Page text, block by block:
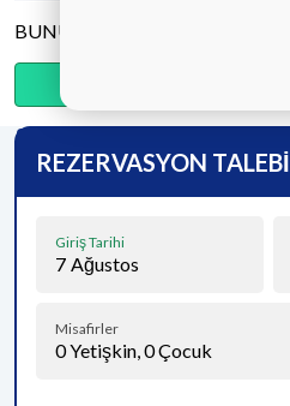
BUNU PAYLAŞ
REZERVASYON TALEBİ
Giriş Tarihi
7 Ağustos
Misafirler
0Yetişkin,0Çocuk